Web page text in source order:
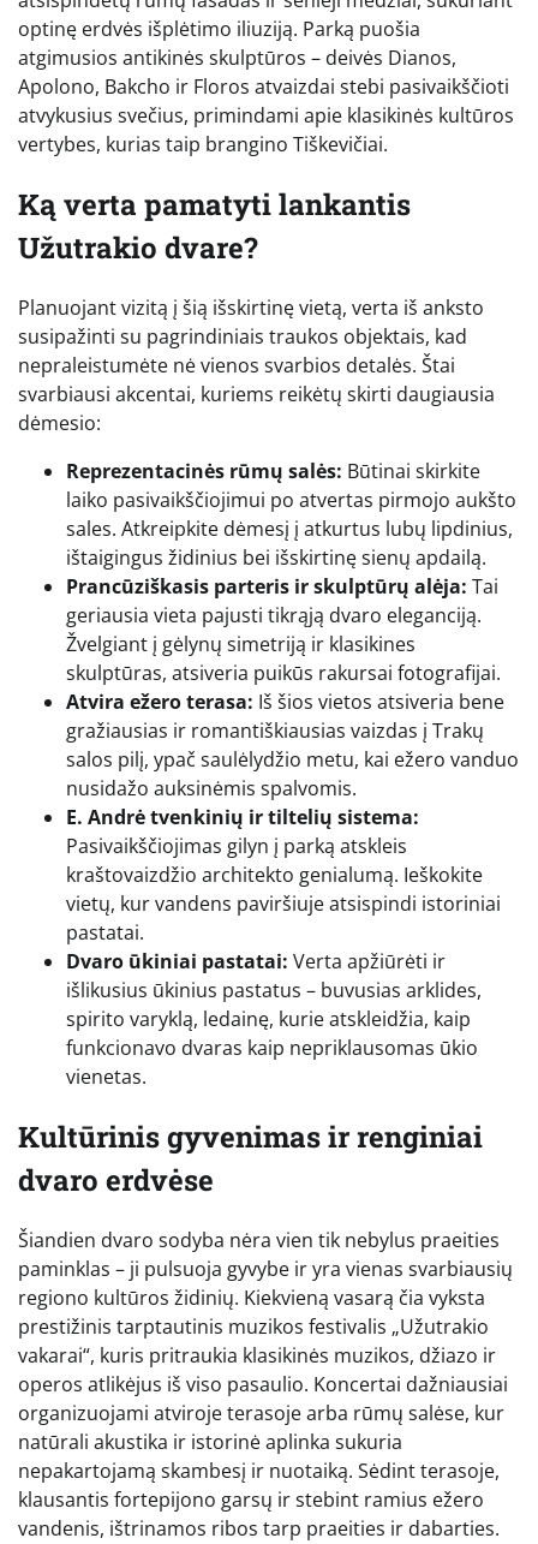
optinę erdvės išplėtimo iliuziją. Parką puošia
atgimusios antikinės skulptūros – deivės Dianos,
Apolono, Bakcho ir Floros atvaizdai stebi pasivaikščioti
atvykusius svečius, primindami apie klasikinės kultūros
vertybes, kurias taip brangino Tiškevičiai.
Ką verta pamatyti lankantis
Užutrakio dvare?
Planuojant vizitą į šią išskirtinę vietą, verta iš anksto
susipažinti su pagrindiniais traukos objektais, kad
nepraleistumėte nė vienos svarbios detalės. Štai
svarbiausi akcentai, kuriems reikėtų skirti daugiausia
dėmesio:
Reprezentacinės rūmų salės: Būtinai skirkite
laiko pasivaikščiojimui po atvertas pirmojo aukšto
sales. Atkreipkite dėmesį į atkurtus lubų lipdinius,
ištaigingus židinius bei išskirtinę sienų apdailą.
Prancūziškasis parteris ir skulptūrų alėja: Tai
geriausia vieta pajusti tikrąją dvaro eleganciją.
Žvelgiant į gėlynų simetriją ir klasikines
skulptūras, atsiveria puikūs rakursai fotografijai.
Atvira ežero terasa: Iš šios vietos atsiveria bene
gražiausias ir romantiškiausias vaizdas į Trakų
salos pilį, ypač saulėlydžio metu, kai ežero vanduo
nusidažo auksinėmis spalvomis.
E. Andrė tvenkinių ir tiltelių sistema:
Pasivaikščiojimas gilyn į parką atskleis
kraštovaizdžio architekto genialumą. Ieškokite
vietų, kur vandens paviršiuje atsispindi istoriniai
pastatai.
Dvaro ūkiniai pastatai: Verta apžiūrėti ir
išlikusius ūkinius pastatus – buvusias arklides,
spirito varyklą, ledainę, kurie atskleidžia, kaip
funkcionavo dvaras kaip nepriklausomas ūkio
vienetas.
Kultūrinis gyvenimas ir renginiai
dvaro erdvėse
Šiandien dvaro sodyba nėra vien tik nebylus praeities
paminklas – ji pulsuoja gyvybe ir yra vienas svarbiausių
regiono kultūros židinių. Kiekvieną vasarą čia vyksta
prestižinis tarptautinis muzikos festivalis „Užutrakio
vakarai“, kuris pritraukia klasikinės muzikos, džiazo ir
operos atlikėjus iš viso pasaulio. Koncertai dažniausiai
organizuojami atviroje terasoje arba rūmų salėse, kur
natūrali akustika ir istorinė aplinka sukuria
nepakartojamą skambesį ir nuotaiką. Sėdint terasoje,
klausantis fortepijono garsų ir stebint ramius ežero
vandenis, ištrinamos ribos tarp praeities ir dabarties.